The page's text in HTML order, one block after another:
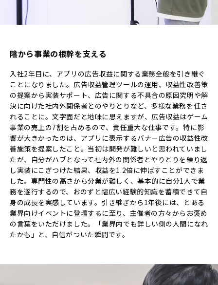
陰から事業の根幹を支える
入社2年目に、アプリの広告収益に関する業務全般を引き継ぐ
ことになりました。広告収益管理ツールの運用、収益性改善策
の提案から実装サポート、広告に関する不具合の原因究明や解
決に向けた社内外関係者とのやりとりなど、多様な業務を任さ
れることに。文字面だと地味に思えますが、広告収益はゲーム
事業の売上の7割を占めるので、責任重大な仕事です。特に影
響が大きかったのは、アプリに表示するバナー広告の収益性改
善施策を提案したこと。当初は開発が難しいと思われていまし
たが、自分がハブとなって社内外の関係者とやりとりを繰り返
し実装にこぎつけた結果、収益を1.2倍に伸ばすことができま
した。専門性の高さから分業が難しく、基本的に自分1人で業
務を遂行するので、おのずと幅広い経験的知識を蓄積できて自
身の成長を実感しています。引き継ぎから1年後には、とある
業界向けイベントに登壇するに至り、主催者の方々からお褒め
の言葉をいただけました。「業界内でも詳しい側の人間になれ
たかも」と、自信がついた瞬間です。